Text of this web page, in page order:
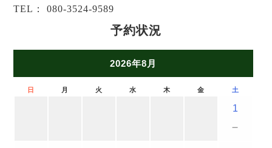
TEL：080-3524-9589
予約状況
2026年8月
日 月 火 水 木 金 土
1
－